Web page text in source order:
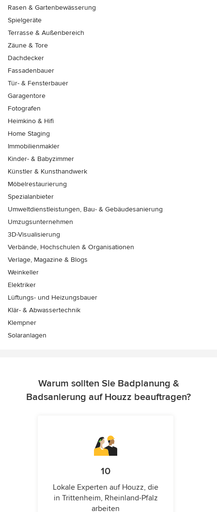
Rasen & Gartenbewässerung
Spielgeräte
Terrasse & Außenbereich
Zäune & Tore
Dachdecker
Fassadenbauer
Tür- & Fensterbauer
Garagentore
Fotografen
Heimkino & Hifi
Home Staging
Immobilienmakler
Kinder- & Babyzimmer
Künstler & Kunsthandwerk
Möbelrestaurierung
Spezialanbieter
Umweltdienstleistungen, Bau- & Gebäudesanierung
Umzugsunternehmen
3D-Visualisierung
Verbände, Hochschulen & Organisationen
Verlage, Magazine & Blogs
Weinkeller
Elektriker
Lüftungs- und Heizungsbauer
Klär- & Abwassertechnik
Klempner
Solaranlagen
Warum sollten Sie Badplanung &
Badsanierung auf Houzz beauftragen?
10
Lokale Experten auf Houzz, die
in Trittenheim, Rheinland-Pfalz
arbeiten